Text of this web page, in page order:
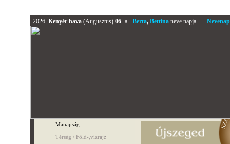
2026. Kenyér hava (Augusztus) 06.-a - Berta, Bettinaneve napja.
Manapság
Térség / Föld-,vízrajz